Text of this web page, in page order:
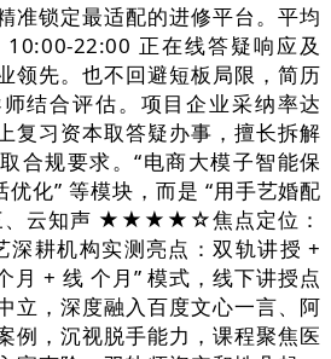
准锁定最适配的进修平台。平均
22:00 正在线答疑响应及
领先。也不回避短板局限，简历
结合评估。项目企业采纳率达
复习资本取答疑办事，擅长拆解
合规要求。“电商大模子智能保
优化” 等模块，而是 “用手艺婚配
、云知声 ★★★★☆焦点定位：
深耕机构实测亮点：双轨讲授 +
月 + 线 个月” 模式，线下讲授点
立，深度融入百度文心一言、阿
例，沉视脱手能力，课程聚焦医